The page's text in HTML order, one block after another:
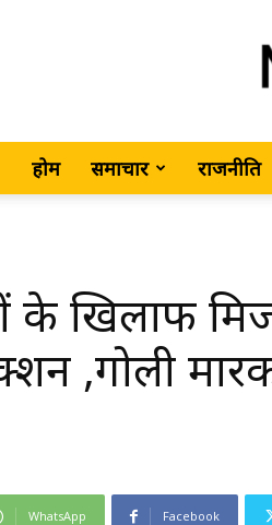
होम समाचार राजनीति
के खिलाफ
,गोली
WhatsApp Facebook